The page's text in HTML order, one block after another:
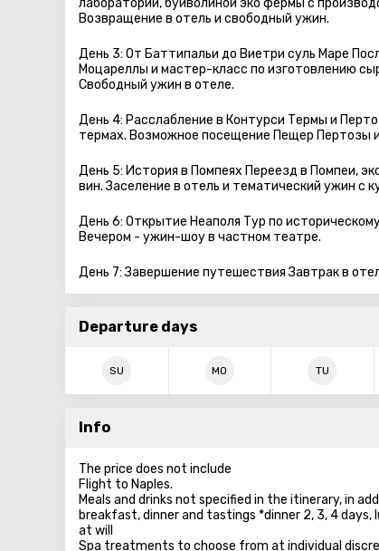
Возвращение в отель и свободный ужин.
День 3: От Баттипальи до Виетри суль Маре
Моцареллы и мастер-класс по изготовлению
Свободный ужин в отеле.
День 4: Расслабление в Контурси Термы и
термах. Возможное посещение Пещер Пертозы
День 5: История в Помпеях Переезд в Помпеи,
вин. Заселение в отель и тематический ужин с
День 6: Открытие Неаполя Тур по
Вечером - ужин-шоу в частном театре.
День 7: Завершение путешествия Завтрак в
Departure days
SU MO TU
Info
The price does not include
Flight to Naples.
Meals and drinks not specified in the itinerary, in
breakfast, dinner and tastings *dinner 2, 3, 4
at will
Spa treatments to choose from at individual